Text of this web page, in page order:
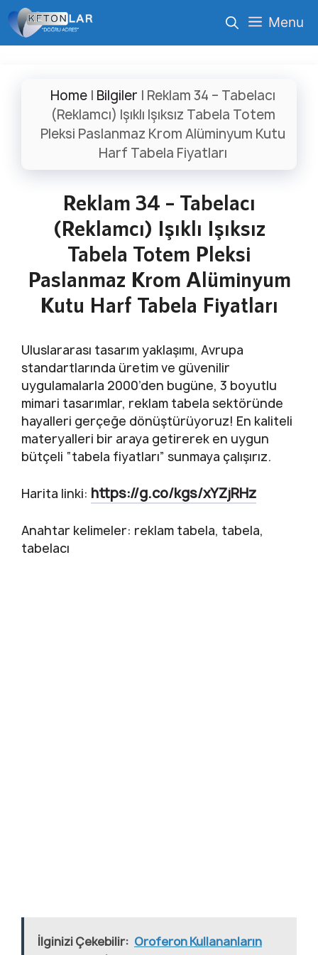
İçeriğe
atla
Menu
Home| Bilgiler | Reklam 34 – Tabelacı
(Reklamcı) Işıklı Işıksız Tabela Totem
Pleksi Paslanmaz Krom Alüminyum Kutu
Harf Tabela Fiyatları
Reklam 34 – Tabelacı
(Reklamcı) Işıklı Işıksız
Tabela Totem Pleksi
Paslanmaz Krom Alüminyum
Kutu Harf Tabela Fiyatları
Uluslararası tasarım yaklaşımı, Avrupa
standartlarında üretim ve güvenilir
uygulamalarla 2000’den bugüne, 3 boyutlu
mimari tasarımlar, reklam tabela sektöründe
hayalleri gerçeğe dönüştürüyoruz! En kaliteli
materyalleri bir araya getirerek en uygun
bütçeli “tabela fiyatları” sunmaya çalışırız.
Harita linki: https://g.co/kgs/xYZjRHz
Anahtar kelimeler: reklam tabela, tabela,
tabelacı
İlginizi Çekebilir: Oroferon Kullananların